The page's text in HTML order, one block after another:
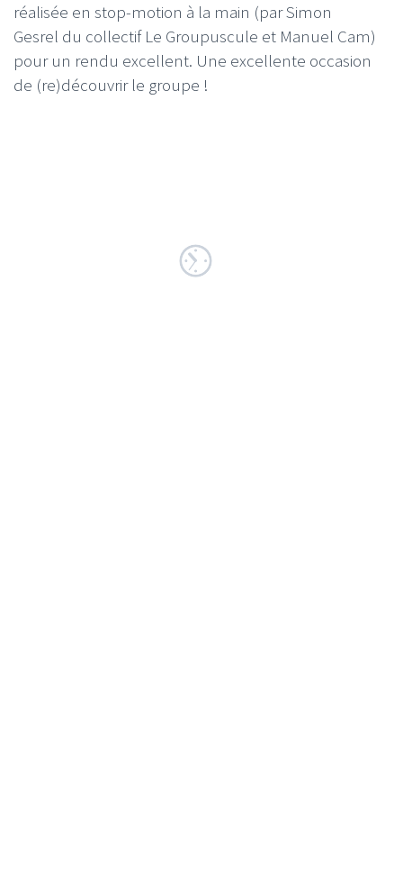
réalisée en stop-motion à la main (par Simon
Gesrel du collectif Le Groupuscule et Manuel Cam)
pour un rendu excellent. Une excellente occasion
de (re)découvrir le groupe !